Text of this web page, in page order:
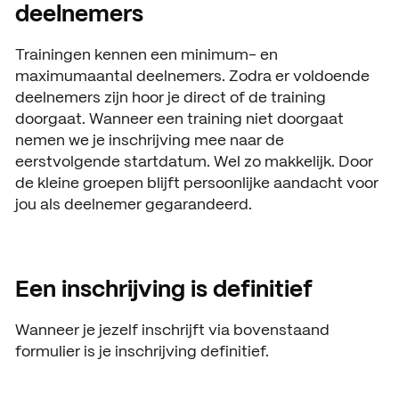
deelnemers
Trainingen kennen een minimum- en
maximumaantal deelnemers. Zodra er voldoende
deelnemers zijn hoor je direct of de training
doorgaat. Wanneer een training niet doorgaat
nemen we je inschrijving mee naar de
eerstvolgende startdatum. Wel zo makkelijk. Door
de kleine groepen blijft persoonlijke aandacht voor
jou als deelnemer gegarandeerd.
Een inschrijving is definitief
Wanneer je jezelf inschrijft via bovenstaand
formulier is je inschrijving definitief.